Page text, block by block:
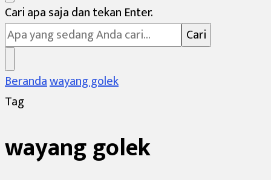
Mencari
Sesuatu?
Cari apa saja dan tekan Enter.
Berandawayang golek
Tag
wayang golek